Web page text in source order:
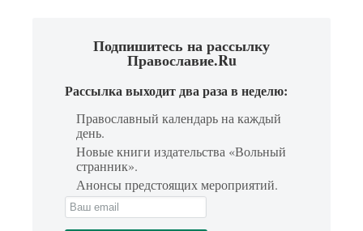
Подпишитесь на рассылку
Православие.Ru
Рассылка выходит два раза в неделю:
Православный календарь на каждый
день.
Новые книги издательства «Вольный
странник».
Анонсы предстоящих мероприятий.